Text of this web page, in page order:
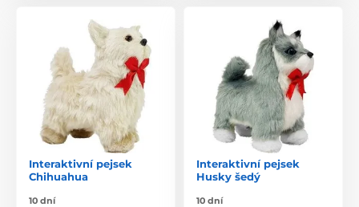
Interaktivní pejsek
Chihuahua
10 dní
Interaktivní pejsek
Husky šedý
10 dní